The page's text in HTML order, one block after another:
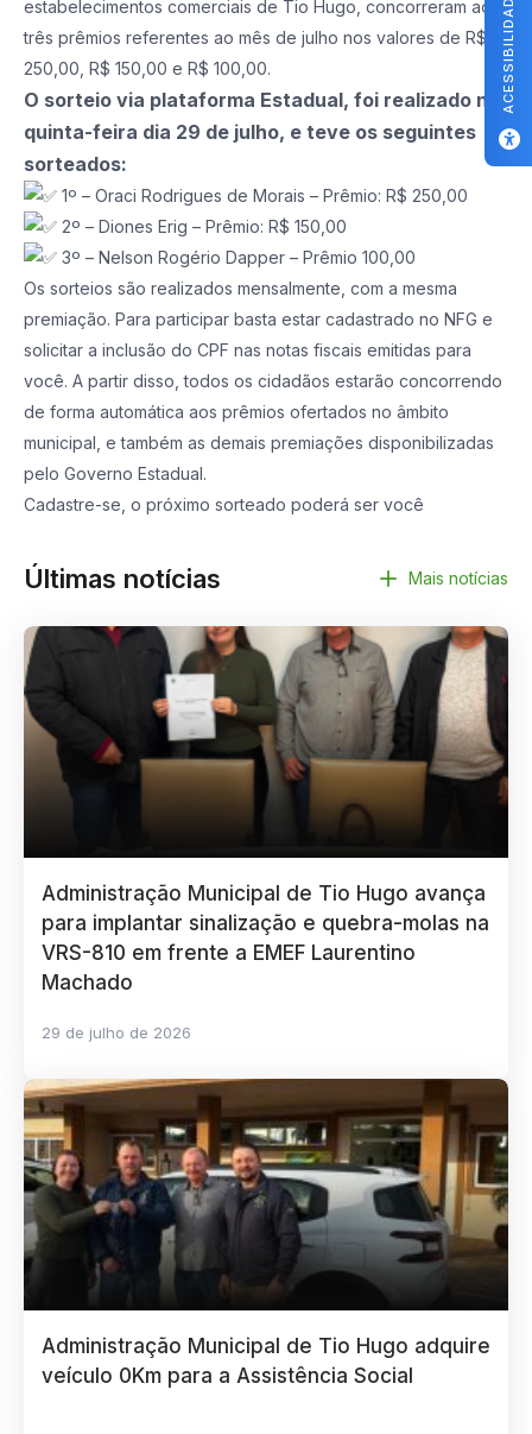
estabelecimentos comerciais de Tio Hugo, concorreram aos
três prêmios referentes ao mês de julho nos valores de R$
250,00, R$ 150,00 e R$ 100,00.
O sorteio via plataforma Estadual, foi realizado na
quinta-feira dia 29 de julho, e teve os seguintes
sorteados:
1º – Oraci Rodrigues de Morais – Prêmio: R$ 250,00
2º – Diones Erig – Prêmio: R$ 150,00
3º – Nelson Rogério Dapper – Prêmio 100,00
Os sorteios são realizados mensalmente, com a mesma
premiação. Para participar basta estar cadastrado no NFG e
solicitar a inclusão do CPF nas notas fiscais emitidas para
você. A partir disso, todos os cidadãos estarão concorrendo
de forma automática aos prêmios ofertados no âmbito
municipal, e também as demais premiações disponibilizadas
pelo Governo Estadual.
Cadastre-se, o próximo sorteado poderá ser você
Últimas notícias Mais notícias
Administração Municipal de Tio Hugo avança
para implantar sinalização e quebra-molas na
VRS-810 em frente a EMEF Laurentino
Machado
29 de julho de 2026
Administração Municipal de Tio Hugo adquire
veículo 0Km para a Assistência Social
ACESSIBILIDADE